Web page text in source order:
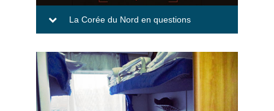
La Corée du Nord en questions